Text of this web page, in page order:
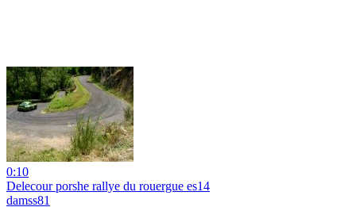
0:10
Delecour porshe rallye du rouergue es14
damss81